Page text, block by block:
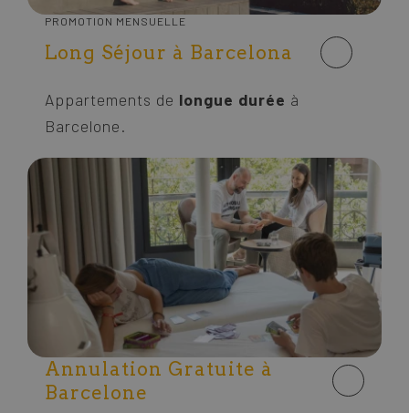
PROMOTION MENSUELLE
Long Séjour à Barcelona
Appartements de longue durée à
Barcelone.
Annulation Gratuite à
Barcelone